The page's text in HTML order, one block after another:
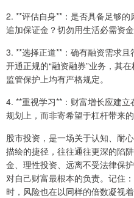
2. **评估自身**：是否具备足够
追加保证金？切勿用生活必需资
3. **选择正道**：确有融资需求
开通正规的“融资融券”业务，其
监管保护上均有严格规定。
4. **重视学习**：财富增长应建
规划上，而非寄希望于杠杆带来的
股市投资，是一场关于认知、耐
描绘的捷径，往往通往更深的陷
金、理性投资、远离不受法律保
对自己财富最根本的负责。记住
时，风险也在以同样的倍数凝视着